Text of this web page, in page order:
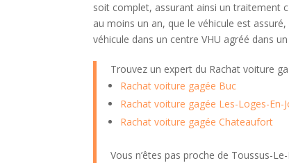
soit complet, assurant ainsi un traitement
au moins un an, que le véhicule est
véhicule dans un centre VHU agréé dans
Trouvez un expert du Rachat voiture
Rachat voiture gagée Buc
Rachat voiture gagée Les-Loges-En-
Rachat voiture gagée Chateaufort
Vous n’êtes pas proche de Toussus-